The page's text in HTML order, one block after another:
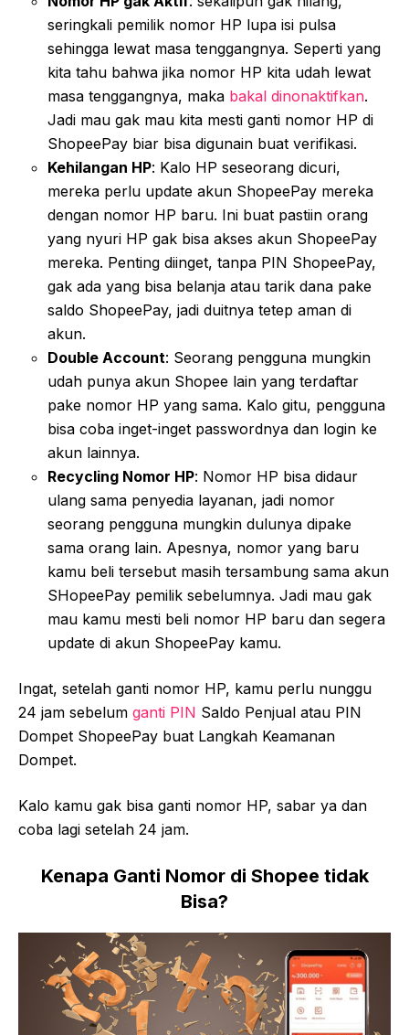
seringkali pemilik nomor HP lupa isi pulsa
sehingga lewat masa tenggangnya. Seperti yang
kita tahu bahwa jika nomor HP kita udah lewat
masa tenggangnya, maka bakal dinonaktifkan.
Jadi mau gak mau kita mesti ganti nomor HP di
ShopeePay biar bisa digunain buat verifikasi.
Kehilangan HP: Kalo HP seseorang dicuri,
mereka perlu update akun ShopeePay mereka
dengan nomor HP baru. Ini buat pastiin orang
yang nyuri HP gak bisa akses akun ShopeePay
mereka. Penting diinget, tanpa PIN ShopeePay,
gak ada yang bisa belanja atau tarik dana pake
saldo ShopeePay, jadi duitnya tetep aman di
akun.
Double Account: Seorang pengguna mungkin
udah punya akun Shopee lain yang terdaftar
pake nomor HP yang sama. Kalo gitu, pengguna
bisa coba inget-inget passwordnya dan login ke
akun lainnya.
Recycling Nomor HP: Nomor HP bisa didaur
ulang sama penyedia layanan, jadi nomor
seorang pengguna mungkin dulunya dipake
sama orang lain. Apesnya, nomor yang baru
kamu beli tersebut masih tersambung sama akun
SHopeePay pemilik sebelumnya. Jadi mau gak
mau kamu mesti beli nomor HP baru dan segera
update di akun ShopeePay kamu.
Ingat, setelah ganti nomor HP, kamu perlu nunggu
24 jam sebelum ganti PIN Saldo Penjual atau PIN
Dompet ShopeePay buat Langkah Keamanan
Dompet.
Kalo kamu gak bisa ganti nomor HP, sabar ya dan
coba lagi setelah 24 jam.
Kenapa Ganti Nomor di Shopee tidak
Bisa?